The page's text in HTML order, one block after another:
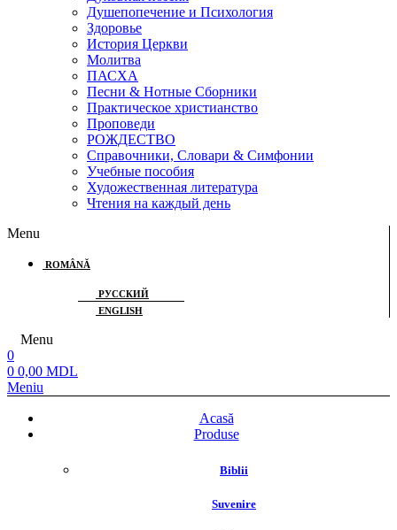
Душепопечение и Психология
Здоровье
История Церкви
Молитва
ПАСХА
Песни & Нотные Сборники
Практическое христианство
Проповеди
РОЖДЕСТВО
Справочники, Словари & Симфонии
Учебные пособия
Художественная литература
Чтения на каждый день
Menu
ROMÂNĂ
РУССКИЙ
ENGLISH
Menu
0
0 0,00 MDL
Meniu
Acasă
Produse
Biblii
Suvenire